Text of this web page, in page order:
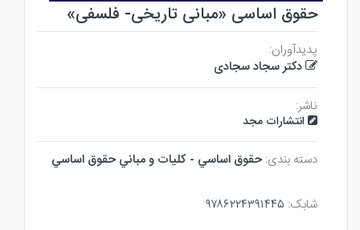
حقوق اساسی «مبانی تاریخی- فلسفی»
پدیدآوران:
دکتر سجاد سجادی
ناشر:
انتشارات مجد
دسته بندی: حقوق اساسي - كليات و مباني حقوق اساسي
شابک: ۹۷۸۶۲۲۴۳۹۱۴۴۵